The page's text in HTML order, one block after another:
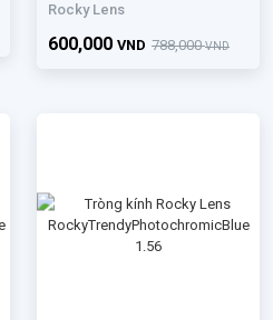
Rocky Lens
788,000VND
600,000 VND